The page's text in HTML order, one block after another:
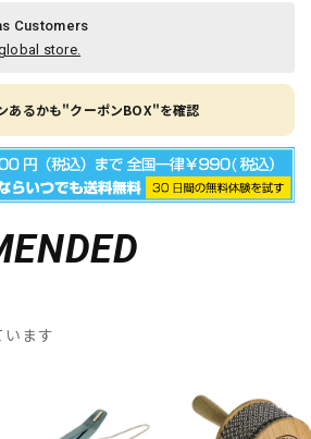
Customers
store.
あるかも"クーポンBOX"を確認
います